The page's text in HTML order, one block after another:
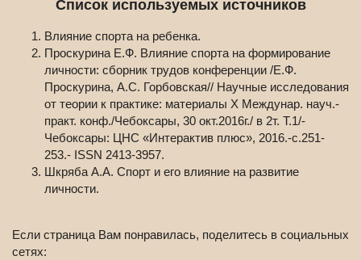
Список используемых источников
Влияние спорта на ребенка.
Проскурина Е.Ф. Влияние спорта на формирование
личности: сборник трудов конференции /Е.Ф.
Проскурина, А.С. Горбовская// Научные исследования
от теории к практике: материалы Х Междунар. науч.-
практ. конф./Чебоксары, 30 окт.2016г./ в 2т. Т.1/-
Чебоксары: ЦНС «Интерактив плюс», 2016.-с.251-
253.- ISSN 2413-3957.
Шкряба А.А. Спорт и его влияние на развитие
личности.
Если страница Вам понравилась, поделитесь в социальных
сетях: